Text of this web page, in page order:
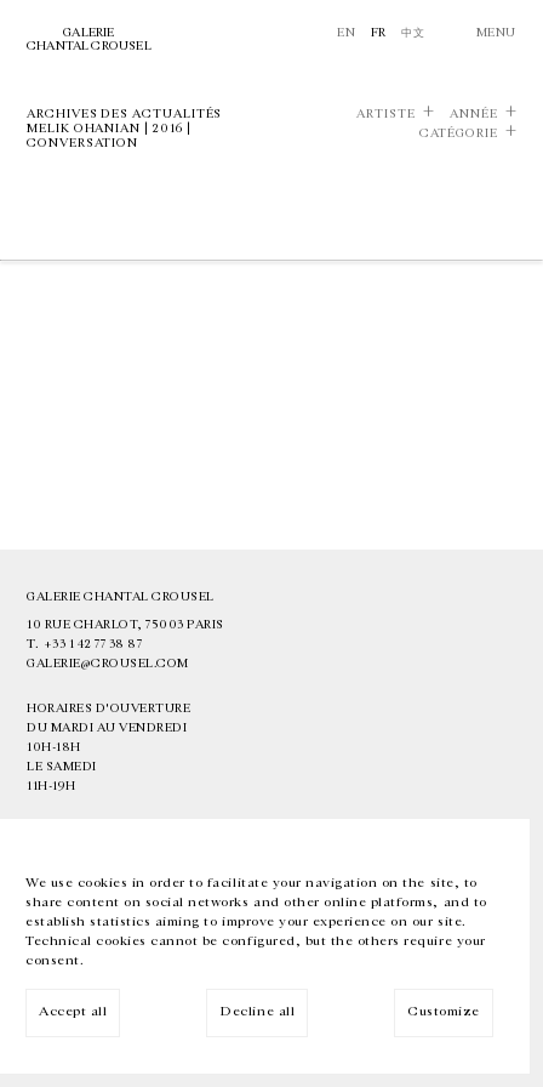
We use cookies in order to facilitate your navigation on the site, to
share content on social networks and other online platforms, and to
establish statistics aiming to improve your experience on our site.
Technical cookies cannot be configured, but the others require your
consent.
Accept all Decline all Customize
GALERIE
CHANTAL CROUSEL
EN FR 中文 MENU
ARCHIVES DES ACTUALITÉS
MELIK OHANIAN | 2016 |
CONVERSATION
ARTISTE
ANNÉE
CATÉGORIE
GALERIE CHANTAL CROUSEL
10 RUE CHARLOT, 75003 PARIS
T. +33 1 42 77 38 87
GALERIE@CROUSEL.COM
HORAIRES D'OUVERTURE
DU MARDI AU VENDREDI
10H-18H
LE SAMEDI
11H-19H
EN FR 中文 Facebook Instagram
Inscrivez-vous à notre newsletter